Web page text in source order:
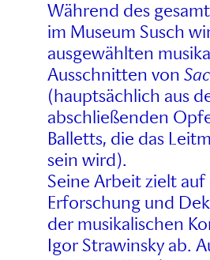
Während des
im Museum Susch
ausgewählten
Ausschnitten von
(hauptsächlich aus
abschließenden
Balletts, die das
sein wird).
Seine Arbeit zielt
Erforschung und
der musikalischen
Igor Strawinsky ab.